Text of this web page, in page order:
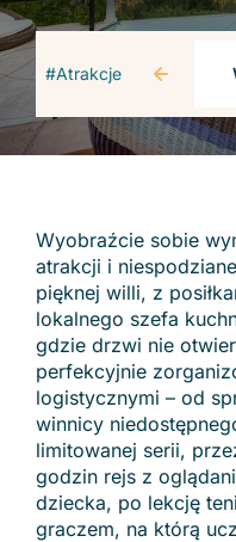
#Atrakcje
Wyobraźcie sobie
atrakcji i
pięknej willi, z
lokalnego szefa
gdzie drzwi nie
perfekcyjnie
logistycznymi – od
winnicy
limitowanej serii,
godzin rejs z
dziecka, po lekcję
graczem, na którą